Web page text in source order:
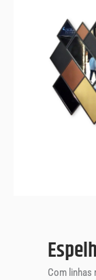
Com linhas